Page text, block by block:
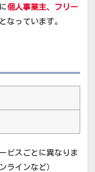
個人事業主、フリー
となっています。
ビスごとに異なりま
ラインなど）